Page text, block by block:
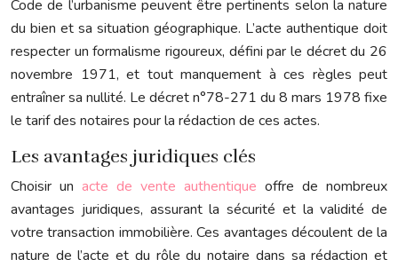
Code de l’urbanisme peuvent être pertinents selon la nature
du bien et sa situation géographique. L’acte authentique doit
respecter un formalisme rigoureux, défini par le décret du 26
novembre 1971, et tout manquement à ces règles peut
entraîner sa nullité. Le décret n°78-271 du 8 mars 1978 fixe
le tarif des notaires pour la rédaction de ces actes.
Les avantages juridiques clés
Choisir un acte de vente authentique offre de nombreux
avantages juridiques, assurant la sécurité et la validité de
votre transaction immobilière. Ces avantages découlent de la
nature de l’acte et du rôle du notaire dans sa rédaction et